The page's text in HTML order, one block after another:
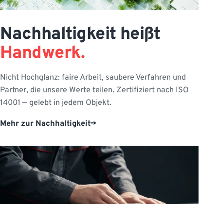
Nachhaltigkeit heißt
Handwerk.
Nicht Hochglanz: faire Arbeit, saubere Verfahren und
Partner, die unsere Werte teilen. Zertifiziert nach ISO
14001 — gelebt in jedem Objekt.
Mehr zur Nachhaltigkeit